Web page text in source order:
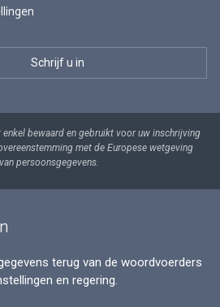
bewaard en gebruikt voor uw inschrijving
met de Europese wetgeving
persoonsgegevens.
terug van de woordvoerders
en regering.